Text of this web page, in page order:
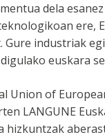
dela
ere,
industriak
euskara
Union of
LANGUNE